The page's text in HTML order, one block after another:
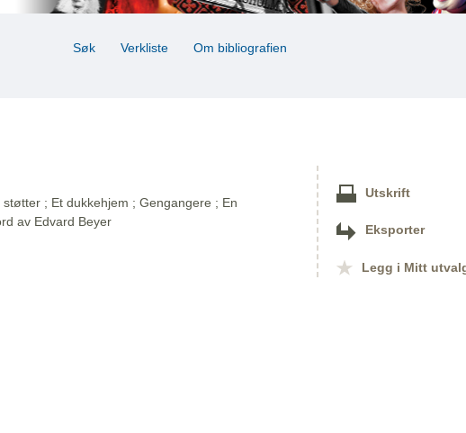
Søk Verkliste Om bibliografien
; Et dukkehjem ; Gengangere ; En
av Edvard Beyer
Utskrift
Eksporter
Legg i Mitt